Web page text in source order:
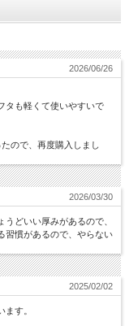
2026/06/26
タも軽くて使いやすいで
ので、再度購入しまし
2026/03/30
どいい厚みがあるので、
習慣があるので、やらない
2025/02/02
す。